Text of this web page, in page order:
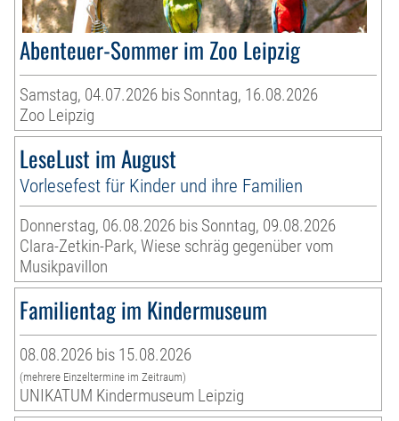
Abenteuer-Sommer im Zoo Leipzig
Samstag, 04.07.2026 bis Sonntag, 16.08.2026
Zoo Leipzig
LeseLust im August
Vorlesefest für Kinder und ihre Familien
Donnerstag, 06.08.2026 bis Sonntag, 09.08.2026
Clara-Zetkin-Park, Wiese schräg gegenüber vom
Musikpavillon
Familientag im Kindermuseum
08.08.2026 bis 15.08.2026
(mehrere Einzeltermine im Zeitraum)
UNIKATUM Kindermuseum Leipzig